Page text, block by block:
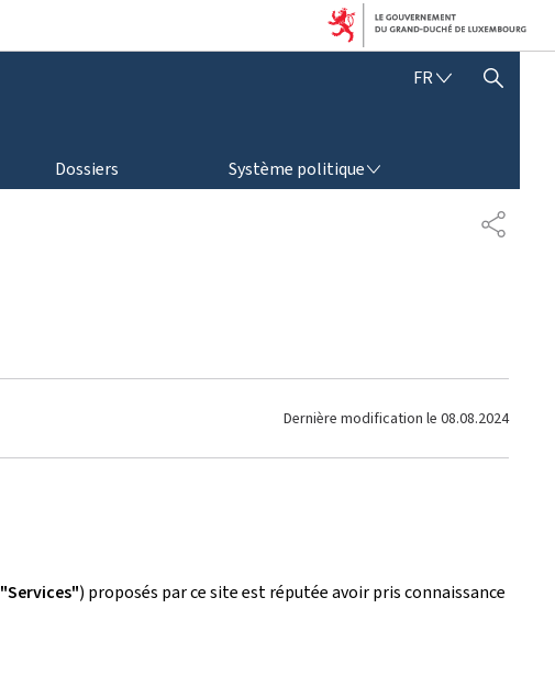
FRF
A
AFFICHER / MASQUER LA RECHERCHE
Dossiers Système politique
P
A
Dernière modification le 08.08.2024
"Services") proposés par ce site est réputée avoir pris connaissance